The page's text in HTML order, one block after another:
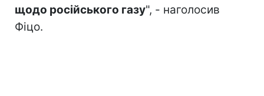
щодо російського газу", - наголосив
Фіцо.